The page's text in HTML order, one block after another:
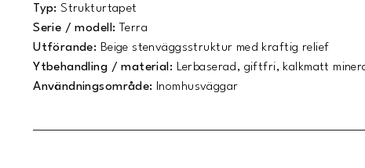
Typ: Strukturtapet
Serie / modell: Terra
Utförande: Beige stenväggsstruktur med kraftig relief
Ytbehandling / material: Lerbaserad, giftfri, kalkmatt
Användningsområde:
Inomhusväggar